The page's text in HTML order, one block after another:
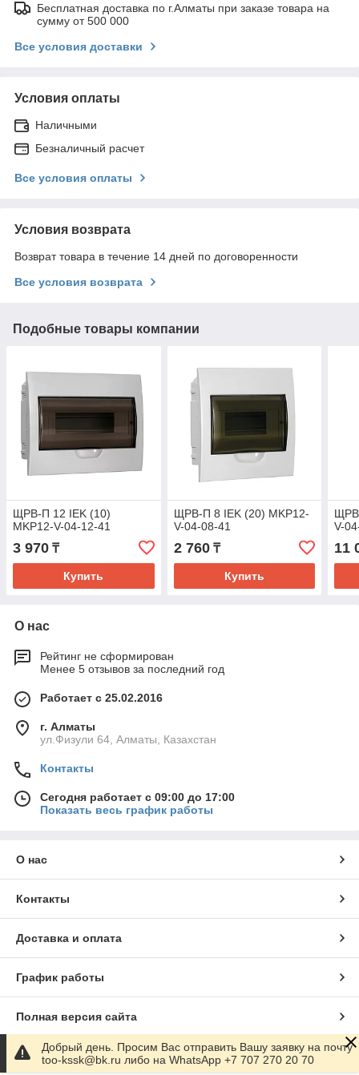
Бесплатная доставка по г.Алматы при заказе товара на
сумму от 500 000
Все условия доставки
Условия оплаты
Наличными
Безналичный расчет
Все условия оплаты
Условия возврата
Возврат товара в течение 14 дней по договоренности
Все условия возврата
Подобные товары компании
ЩРВ-П 12 IEK (10)
MKP12-V-04-12-41
3 970 ₸
Купить
ЩРВ-П 8 IEK (20) MKP12-
V-04-08-41
2 760₸
Купить
V-
11
О нас
Рейтинг не сформирован
Менее 5 отзывов за последний год
Работает с 25.02.2016
г. Алматы
ул.Физули 64, Алматы, Казахстан
Контакты
Сегодня работает с 09:00 до 17:00
Показать весь график работы
О нас
Контакты
Доставка и оплата
График работы
Полная версия сайта
Сайт создан на маркетплейсеSatu.kz
Добрый день. Просим Вас отправить Вашу заявку на почту
too-kssk@bk.ru либо на WhatsApp +7 707 270 20 70